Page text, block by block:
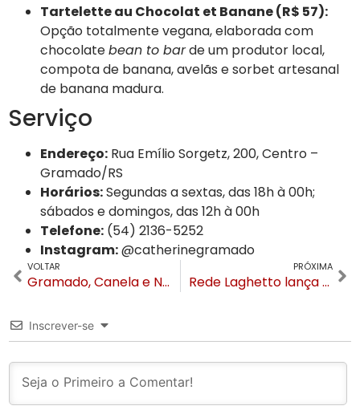
Tartelette au Chocolat et Banane (R$ 57):
Opção totalmente vegana, elaborada com
chocolatebean to barde um produtor local,
compota de banana, avelãs e sorbet artesanal
de banana madura.
Serviço
Endereço: Rua Emílio Sorgetz, 200, Centro –
Gramado/RS
Horários:Segundas a sextas, das 18h à 00h;
sábados e domingos, das 12h à 00h
Telefone: (54) 2136-5252
Instagram:@catherinegramado
VOLTAR
Gramado, Canela e Nova Petrópolis se mobilizam para o Dia do Desafio nesta quarta-feira
PRÓXIMA
Rede Laghetto lança programa de fidelidade com benefícios progressivos a partir da primeira reserva
Inscrever-se